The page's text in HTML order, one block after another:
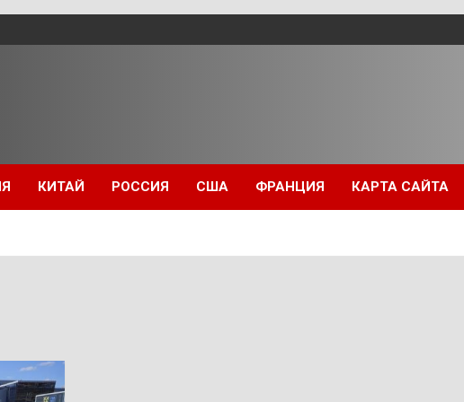
КИТАЙ РОССИЯ США ФРАНЦИЯ КАРТА САЙТА